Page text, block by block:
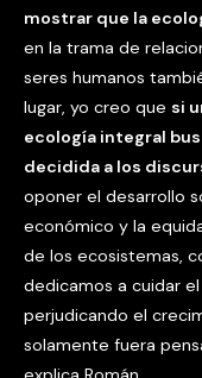
mostrar que la
en la trama de
seres humanos
lugar, yo creo que si
ecología integral
decidida a los
oponer el desarrollo
económico y la
de los ecosistemas,
dedicamos a cuidar
perjudicando el
solamente fuera